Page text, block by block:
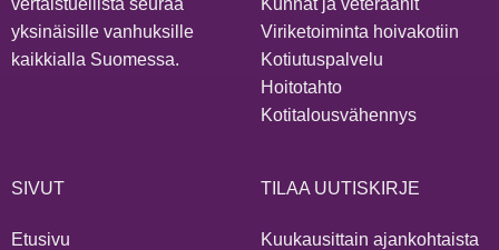
vertaistuellista seuraa
yksinäisille vanhuksille
kaikkialla Suomessa.
Kunnat ja veteraanit
Viriketoiminta hoivakotiin
Kotiutuspalvelu
Hoitotahto
Kotitalousvähennys
SIVUT
Etusivu
TILAA UUTISKIRJE
Kuukausittain ajankohtaista